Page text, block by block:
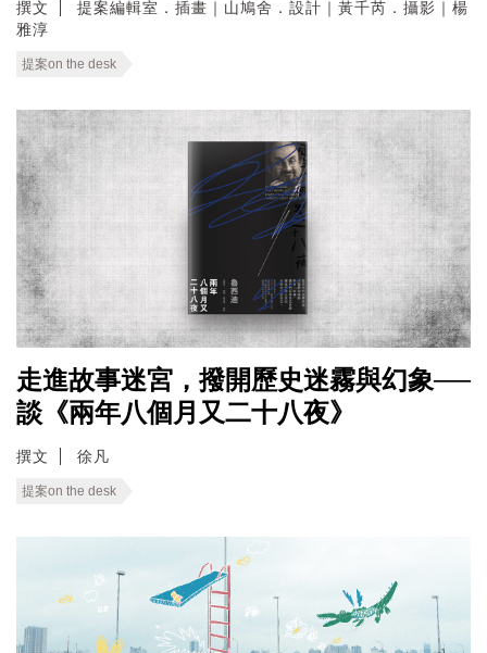
撰文
提案編輯室．插畫｜山鳩舍．設計｜黃千芮．攝影｜楊
雅淳
提案on the desk
走進故事迷宮，撥開歷史迷霧與幻象──
談《兩年八個月又二十八夜》
撰文 徐凡
提案on the desk